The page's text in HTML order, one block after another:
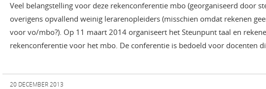
Veel belangstelling voor deze rekenconferentie mbo (georganiseerd door
overigens opvallend weinig lerarenopleiders (misschien omdat rekenen
voor vo/mbo?). Op 11 maart 2014 organiseert het Steunpunt taal en
rekenconferentie voor het mbo. De conferentie is bedoeld voor docenten
20 DECEMBER 2013